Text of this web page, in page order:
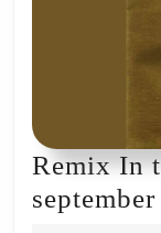
Remix In
september